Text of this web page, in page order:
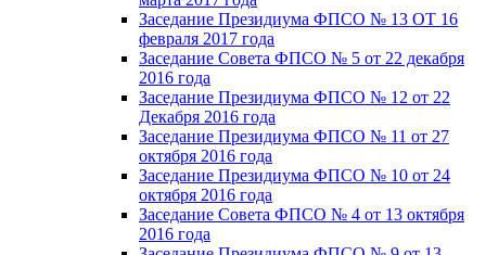
Заседание Президиума ФПСО № 13 ОТ 16
февраля 2017 года
Заседание Совета ФПСО № 5 от 22 декабря
2016 года
Заседание Президиума ФПСО № 12 от 22
Декабря 2016 года
Заседание Президиума ФПСО № 11 от 27
октября 2016 года
Заседание Президиума ФПСО № 10 от 24
октября 2016 года
Заседание Совета ФПСО № 4 от 13 октября
2016 года